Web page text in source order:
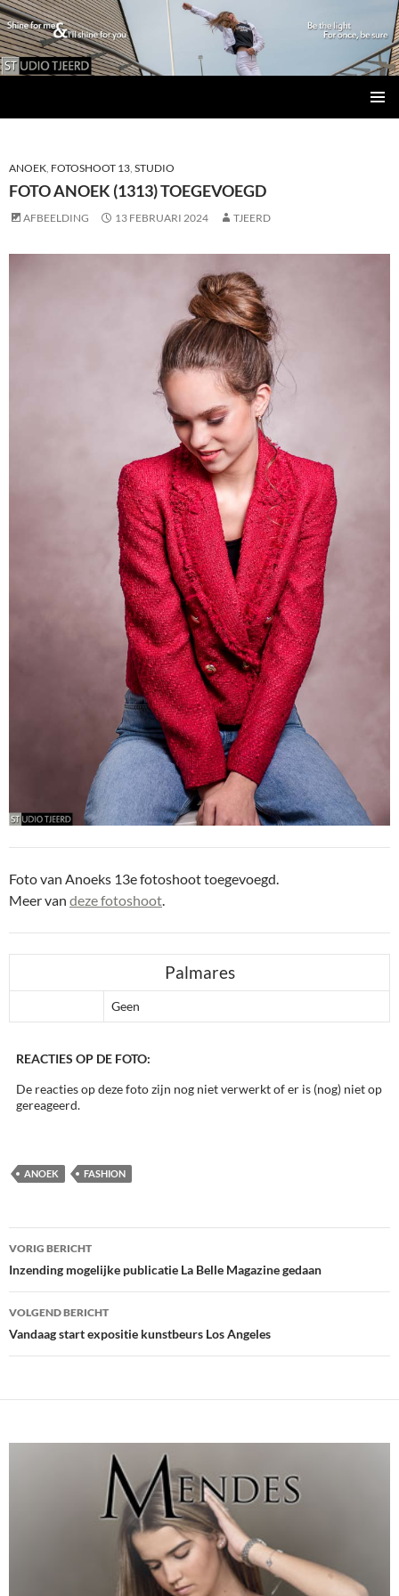
INHOUD
ANOEK, FOTOSHOOT 13, STUDIO
FOTO ANOEK (1313) TOEGEVOEGD
AFBEELDING 13 FEBRUARI 2024 TJEERD
Foto van Anoeks 13e fotoshoot toegevoegd.
Meer van deze fotoshoot.
Palmares
Geen
REACTIES OP DE FOTO:
De reacties op deze foto zijn nog niet verwerkt of er is (nog) niet op
gereageerd.
ANOEK FASHION
Bericht
navigatie
VORIG BERICHT
Inzending mogelijke publicatie La Belle Magazine gedaan
VOLGEND BERICHT
Vandaag start expositie kunstbeurs Los Angeles